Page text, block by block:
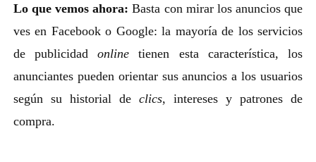
Lo que vemos ahora:Basta con mirar los anuncios que
ves en Facebook o Google: la mayoría de los servicios
de publicidadonline tienen esta característica, los
anunciantes pueden orientar sus anuncios a los usuarios
según su historial de clics, intereses y patrones de
compra.